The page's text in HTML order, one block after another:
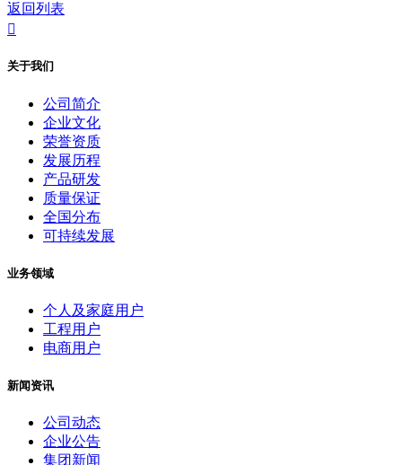
返回列表

关于我们
公司简介
企业文化
荣誉资质
发展历程
产品研发
质量保证
全国分布
可持续发展
业务领域
个人及家庭用户
工程用户
电商用户
新闻资讯
公司动态
企业公告
集团新闻